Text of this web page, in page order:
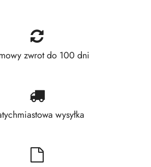
zwrot do 100 dni
wysyłka